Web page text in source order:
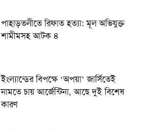
পাহাড়তলীতে রিফাত হত্যা: মূল অভিযুক্ত
শামীমসহ আটক ৪
ইংল্যান্ডের বিপক্ষে ‘অপয়া’ জার্সিতেই
নামতে চায় আর্জেন্টিনা, আছে দুই বিশেষ
কারণ